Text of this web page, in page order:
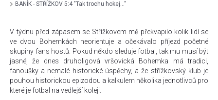
BANÍK - STŘÍŽKOV 5:4 "Tak trochu hokej..."
V týdnu před zápasem se Střížkovem mě překvapilo kolik lidí se
ve dvou Bohemkách neorientuje a očekávalo příjezd početné
skupiny fans hostů. Pokud někdo sleduje fotbal, tak mu musí být
jasné, že dnes druholigová vršovická Bohemka má tradici,
fanoušky a nemalé historické úspěchy, a že střížkovský klub je
pouhou historickou epizodou a kalkulem několika jednotlivců pro
které je fotbal na vedlejší koleji.